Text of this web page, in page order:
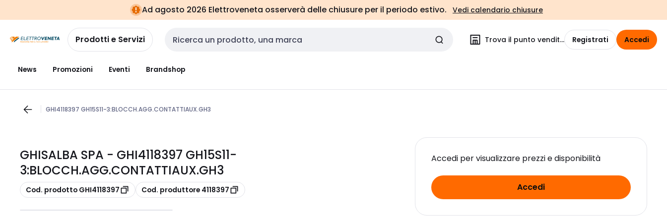
navigazionealla
pagina
Ad agosto 2026 Elettroveneta osserverà delle chiusure per il periodo estivo. Vedi calendario chiusure
Prodotti e Servizi Cerca input Trova il punto vendita Registrati Accedi
News Promozioni Eventi Brandshop
GHI4118397 GH15S11-3:BLOCCH.AGG.CONTATTIAUX.GH3
GHISALBA SPA - GHI4118397 GH15S11-
3:BLOCCH.AGG.CONTATTIAUX.GH3
copia
Cod. prodotto GHI4118397 copia
Cod. produttore 4118397
Accedi per visualizzare prezzi e disponibilità
Accedi